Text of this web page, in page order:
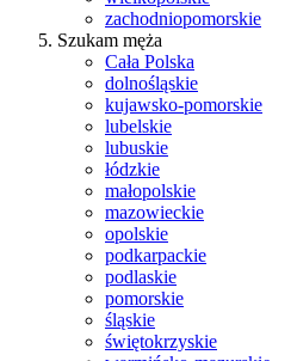
zachodniopomorskie
Szukam męża
Cała Polska
dolnośląskie
kujawsko-pomorskie
lubelskie
lubuskie
łódzkie
małopolskie
mazowieckie
opolskie
podkarpackie
podlaskie
pomorskie
śląskie
świętokrzyskie